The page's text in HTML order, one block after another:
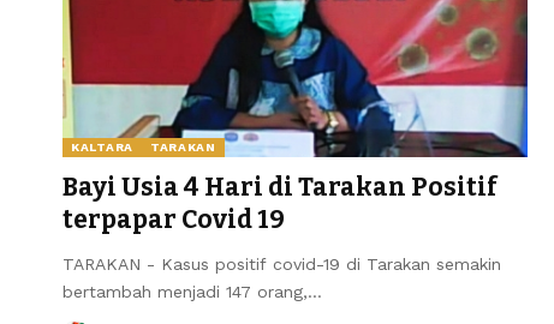
KALTARA TARAKAN
Bayi Usia 4 Hari di Tarakan Positif
terpapar Covid 19
TARAKAN - Kasus positif covid-19 di Tarakan semakin
bertambah menjadi 147 orang,…